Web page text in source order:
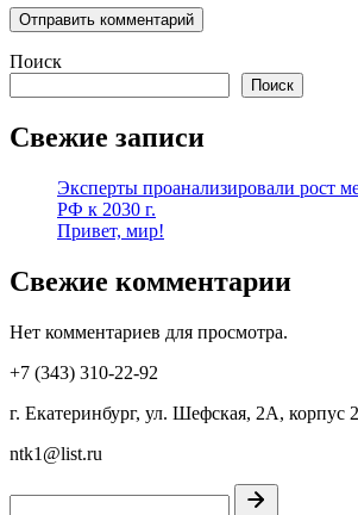
Поиск
Поиск
Свежие записи
Эксперты проанализировали рост
РФ к 2030 г.
Привет, мир!
Свежие комментарии
Нет комментариев для просмотра.
+7 (343) 310-22-92
г. Екатеринбург, ул. Шефская, 2А, корпус
ntk1@list.ru